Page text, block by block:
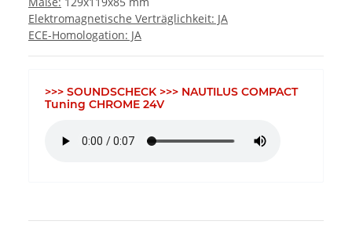
Elektromagnetische Verträglichkeit: JA
ECE-Homologation: JA
>>> SOUNDSCHECK >>> NAUTILUS COMPACT
Tuning CHROME 24V